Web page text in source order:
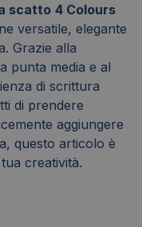
scatto 4 Colours
versatile, elegante
Grazie alla
punta media e al
di scrittura
di prendere
aggiungere
questo articolo è
creatività.